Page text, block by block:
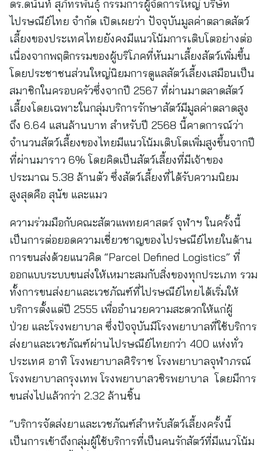
ดร.ดนันท์ สุภัทรพันธุ์ กรรมการผู้จัดการใหญ่ บริษัท
ไปรษณีย์ไทย จำกัด เปิดเผยว่า ปัจจุบันมูลค่าตลาดสัตว์
เลี้ยงของประเทศไทยยังคงมีแนวโน้มการเติบโตอย่างต่อ
เนื่องจากพฤติกรรมของผู้บริโภคที่หันมาเลี้ยงสัตว์เพิ่มขึ้น
โดยประชาชนส่วนใหญ่นิยมการดูแลสัตว์เลี้ยงเสมือนเป็น
สมาชิกในครอบครัวซึ่งจากปี 2567 ที่ผ่านมาตลาดสัตว์
เลี้ยงโดยเฉพาะในกลุ่มบริการรักษาสัตว์มีมูลค่าตลาดสูง
ถึง 6.64 แสนล้านบาท สำหรับปี 2568 นี้คาดการณ์ว่า
จำนวนสัตว์เลี้ยงของไทยมีแนวโน้มเติบโตเพิ่มสูงขึ้นจากปี
ที่ผ่านมาราว 6% โดยคิดเป็นสัตว์เลี้ยงที่มีเจ้าของ
ประมาณ 5.38 ล้านตัว ซึ่งสัตว์เลี้ยงที่ได้รับความนิยม
สูงสุดคือ สุนัข และแมว
ความร่วมมือกับคณะสัตวแพทยศาสตร์ จุฬาฯ ในครั้งนี้
เป็นการต่อยอดความเชี่ยวชาญของไปรษณีย์ไทยในด้าน
การขนส่งด้วยแนวคิด “Parcel Defined Logistics” ที่
ออกแบบระบบขนส่งให้เหมาะสมกับสิ่งของทุกประเภท รวม
ทั้งการขนส่งยาและเวชภัณฑ์ที่ไปรษณีย์ไทยได้เริ่มให้
บริการตั้งแต่ปี 2555 เพื่ออำนวยความสะดวกให้แก่ผู้
ป่วย และโรงพยาบาล ซึ่งปัจจุบันมีโรงพยาบาลที่ใช้บริการ
ส่งยาและเวชภัณฑ์ผ่านไปรษณีย์ไทยกว่า 400 แห่งทั่ว
ประเทศ อาทิ โรงพยาบาลศิริราช โรงพยาบาลจุฬาภรณ์
โรงพยาบาลกรุงเทพ โรงพยาบาลวชิรพยาบาล โดยมีการ
ขนส่งไปแล้วกว่า 2.32 ล้านชิ้น
“บริการจัดส่งยาและเวชภัณฑ์สำหรับสัตว์เลี้ยงครั้งนี้
เป็นการเข้าถึงกลุ่มผู้ใช้บริการที่เป็นคนรักสัตว์ที่มีแนวโน้ม